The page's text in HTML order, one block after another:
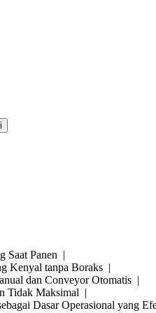
Saat Panen |
Kenyal tanpa Boraks |
dan Conveyor Otomatis |
Tidak Maksimal |
Dasar Operasional yang